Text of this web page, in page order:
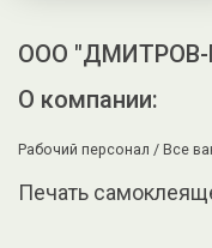
ООО
О компании:
Рабочий персонал / Все
Печать